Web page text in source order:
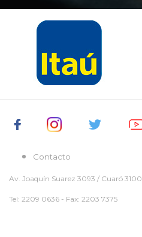
Contacto
Av. Joaquín Suarez 3093 / Cuaró 3100
Tel: 2209 0636 - Fax: 2203 7375